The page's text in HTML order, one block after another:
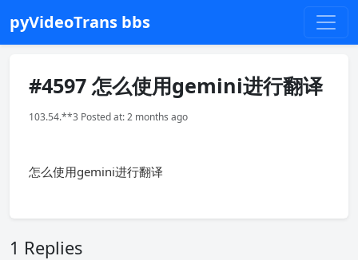
pyVideoTrans bbs
#4597 怎么使用gemini进行翻译
103.54.**3 Posted at: 2 months ago
怎么使用gemini进行翻译
1 Replies